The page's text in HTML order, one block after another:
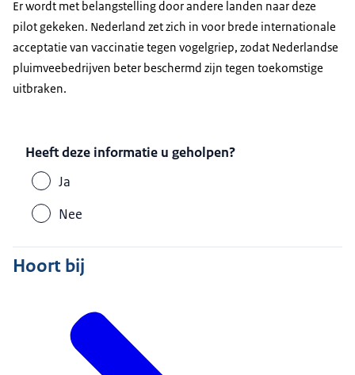
Er wordt met belangstelling door andere landen naar deze
pilot gekeken. Nederland zet zich in voor brede internationale
acceptatie van vaccinatie tegen vogelgriep, zodat Nederlandse
pluimveebedrijven beter beschermd zijn tegen toekomstige
uitbraken.
Heeft deze informatie u geholpen?
Ja
Nee
Hoort bij